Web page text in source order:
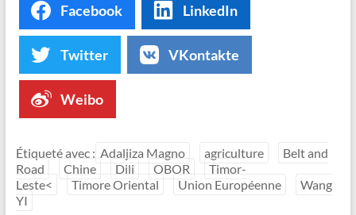
Facebook LinkedIn
Twitter VKontakte
Weibo
Étiqueté avec : Adaljiza Magno agriculture
Belt and
Road
Chine Dili OBOR
Timor-
Leste<
Timore Oriental Union Européenne
Wang
YI